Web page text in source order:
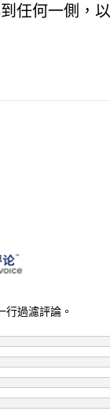
任何一側，
行過濾評論。